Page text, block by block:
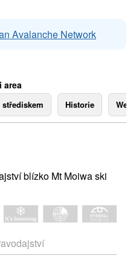
Avalanche Network
area
Historie
blízko Mt Moiwa ski